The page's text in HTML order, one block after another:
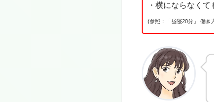
・横にならなく
(参照：「昼寝20分」 働